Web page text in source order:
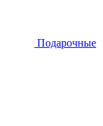
Подарочные